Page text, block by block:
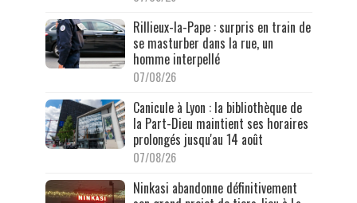
Rillieux-la-Pape : surpris en train de
se masturber dans la rue, un
homme interpellé
07/08/26
Canicule à Lyon : la bibliothèque de
la Part-Dieu maintient ses horaires
prolongés jusqu'au 14 août
07/08/26
Ninkasi abandonne définitivement